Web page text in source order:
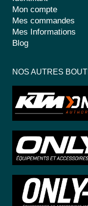
Mon compte
Mes commandes
Mes Informations
Blog
NOS AUTRES